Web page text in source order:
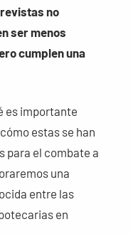
no
ser menos
cumplen una
es importante
estas se han
para el combate a
una
entre las
en